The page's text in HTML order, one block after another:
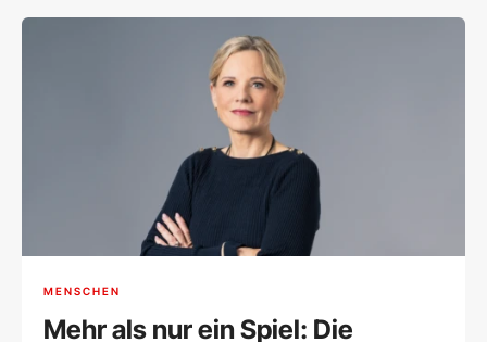
MENSCHEN
Mehr als nur ein Spiel: Die